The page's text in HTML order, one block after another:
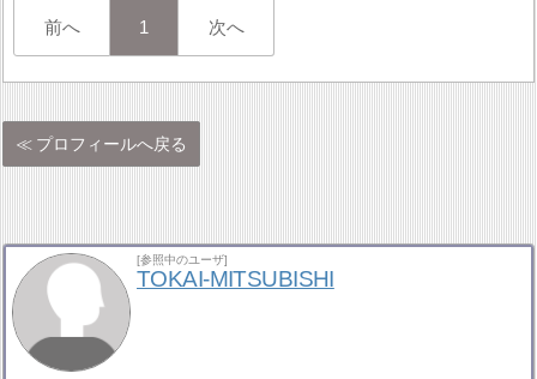
前へ 1 次へ
プロフィールへ戻る
[参照中のユーザ]
TOKAI-MITSUBISHI